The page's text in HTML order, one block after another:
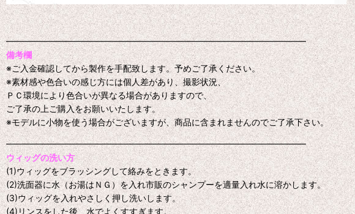
━━━━━━━━━━━━━━━━━━━━━━━━━━━━━━━━━━━
備考欄
※ご入金確認してから製作を手配致します。予めご了承ください。
※素材感や色合いの感じ方には個人差があり、撮影状況、
ＰＣ環境により色合いが異なる場合がありますので、
ご了承の上ご購入をお願いいたします。
※モデルに小物を使う場合がございますが、商品に含まれませんのでご了承下さい。
━━━━━━━━━━━━━━━━━━━━━━━━━━━━━━━━━━━
ウィッグの洗い方
(1)ウィッグをブラッシングして絡みをときます。
(2)洗面器に水（お湯はＮＧ）を入れ市販のシャンプーを適量入れ水に溶かします。
(3)ウィッグを入れやさしく押し洗いします。
(4)リンスをした後、水でよくすすぎます。